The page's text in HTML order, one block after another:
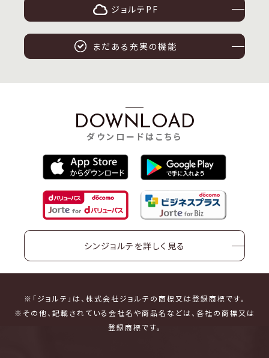
ジョルテPF
まだある充実の機能
DOWNLOAD
ダウンロードはこちら
シンジョルテを詳しく見る
※「ジョルテ」は、株式会社ジョルテの商標又は登録商標です。
※その他、記載されている会社名や商品名などは、各社の商標又は
登録商標です。